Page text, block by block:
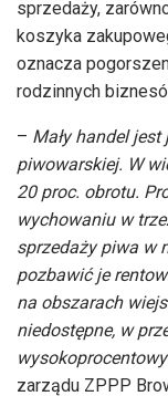
sprzedaży,
koszyka
oznacza
rodzinnych
– Mały handel
piwowarskiej. W
20 proc. obrotu.
wychowaniu w
sprzedaży piwa w
pozbawić je
na obszarach
niedostępne, w
zarządu ZPPP